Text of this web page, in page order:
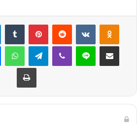
LinkedInTumblr PinterestReddit VKontakte
MessengerWhatsAppTelegramViber Line E-Posta ile
Yazdır